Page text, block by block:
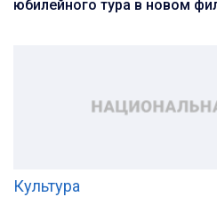
юбилейного тура в новом
Культура